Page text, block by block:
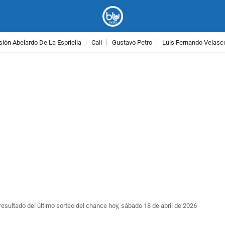
Abelardo De La Espriella Cali Gustavo Petro Luis Fernando
del último sorteo del chance hoy, sábado 18 de abril de 2026